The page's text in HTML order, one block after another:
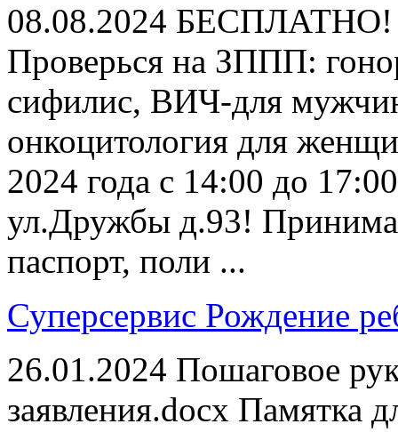
08.08.2024
Проверься на ЗППП:
сифилис, ВИЧ-для
онкоцитология для
2024 года с 14:00 до
ул.Дружбы д.93!
паспорт, поли ...
Суперсервис Рождение
26.01.2024 Пошаговое
заявления.docx Памятка